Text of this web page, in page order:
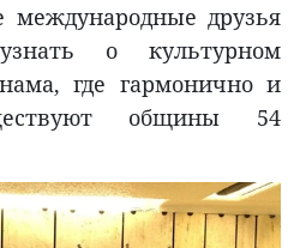
международные друзья
о культурном
где гармонично и
общины 54